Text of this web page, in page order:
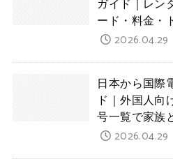
ード・料金・
2026.04.29
日本から国際
ド｜外国人向
号一覧で家族
2026.04.29